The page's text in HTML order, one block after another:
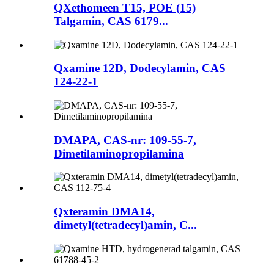
QXethomeen T15, POE (15)
Talgamin, CAS 6179...
Qxamine 12D, Dodecylamin, CAS
124-22-1
DMAPA, CAS-nr: 109-55-7,
Dimetilaminopropilamina
Qxteramin DMA14,
dimetyl(tetradecyl)amin, C...